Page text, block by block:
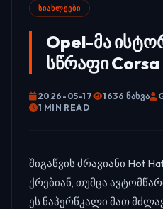
ᲡᲘᲐᲮᲚᲔᲔᲑᲘ
Opel-მა
სწრაფი
2026-05-17 1636 ᲜᲐᲮᲕᲐ
1 MIN READ
შიგაწვის ძრავიანი Hot
ქრებიან, თუმცა
ეს ნაპერწკალი მათ